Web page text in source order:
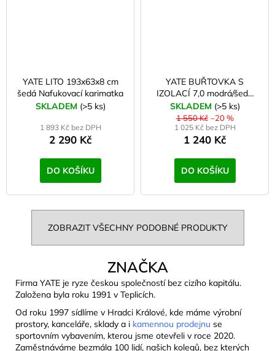
YATE LITO 193x63x8 cm
šedá Nafukovací karimatka
SKLADEM (>5 ks)
1 893 Kč bez DPH
2 290 Kč
DO KOŠÍKU
YATE BUŘTOVKA S
IZOLACÍ 7,0 modrá/šedá
Nafukovací karimatka 6-
trubic
SKLADEM (>5 ks)
1 550 Kč –20 %
1 025 Kč bez DPH
1 240 Kč
DO KOŠÍKU
ZOBRAZIT VŠECHNY PODOBNÉ PRODUKTY
ZNAČKA
Firma YATE je ryze českou společností bez cizího kapitálu.
Založena byla roku 1991 v Teplicích.
Od roku 1997 sídlíme v Hradci Králové, kde máme výrobní
prostory, kanceláře, sklady a i kamennou prodejnu se
sportovním vybavením, kterou jsme otevřeli v roce 2020.
Zaměstnáváme bezmála 100 lidí, našich kolegů, bez kterých